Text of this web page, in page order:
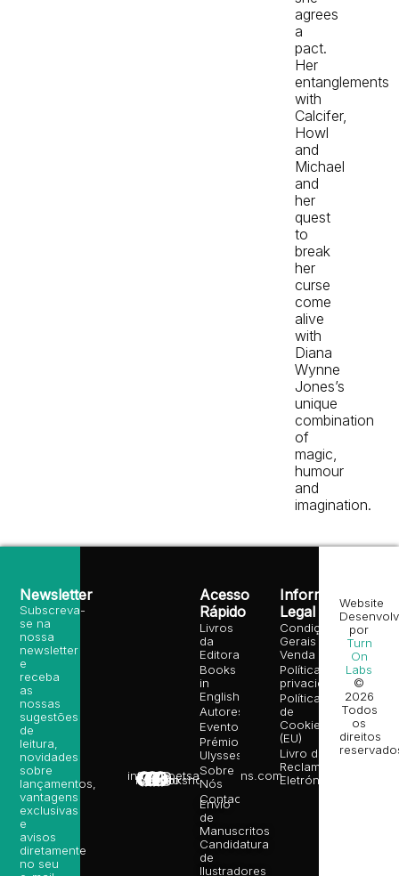
agrees
a
pact.
Her
entanglements
with
Calcifer,
Howl
and
Michael
and
her
quest
to
break
her
curse
come
alive
with
Diana
Wynne
Jones’s
unique
combination
of
magic,
humour
and
imagination.
info@poetsandragons.com
Infantil
Adulto
Bookshop
Acesso
Rápido
Livros
da
Editora
Books
in
English
Autores
Eventos
Prémio
Ulysses
Sobre
Nós
Contactos
Envio
de
Manuscritos
Candidatura
de
Ilustradores
Informação
Legal
Condições
Gerais de
Venda
Política de
privacidade
Política
de
Cookies
(EU)
Livro de
Reclamações
Eletrónico
Newsletter
Subscreva-
se na
nossa
newsletter
e
receba
as
nossas
sugestões
de
leitura,
novidades
sobre
lançamentos,
vantagens
exclusivas
e
avisos
diretamente
no seu
Website
por
Turn
On
Labs
©
2026
Todos
os
direitos